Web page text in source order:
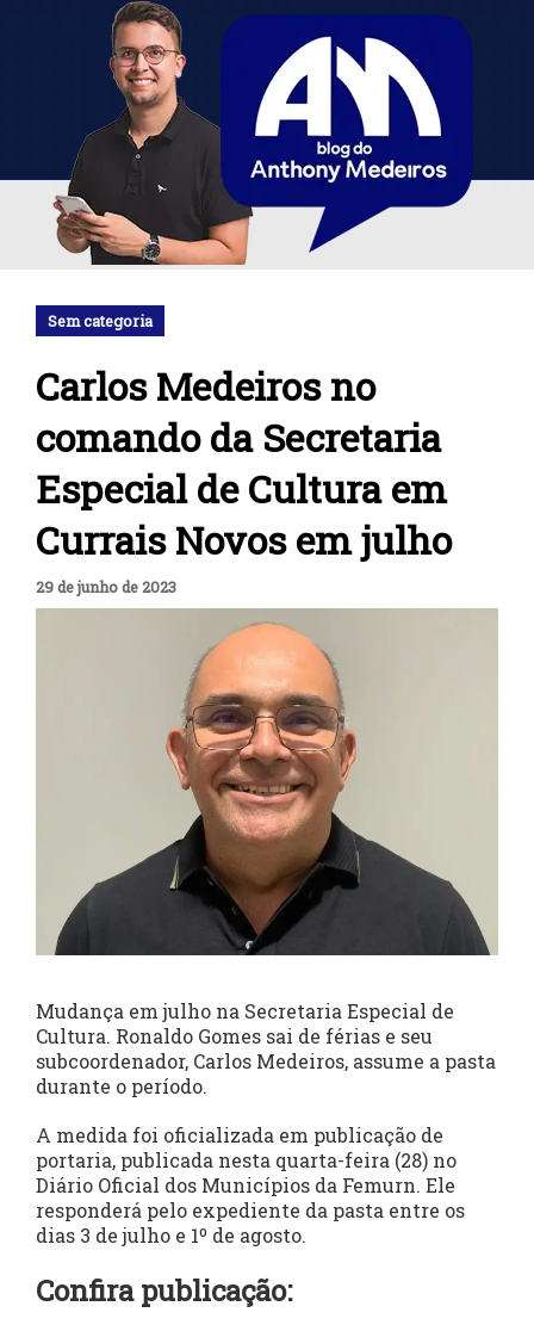
Sem categoria
Carlos Medeiros no
comando da Secretaria
Especial de Cultura em
Currais Novos em julho
29 de junho de 2023
Mudança em julho na Secretaria Especial de
Cultura. Ronaldo Gomes sai de férias e seu
subcoordenador, Carlos Medeiros, assume a pasta
durante o período.
A medida foi oficializada em publicação de
portaria, publicada nesta quarta-feira (28) no
Diário Oficial dos Municípios da Femurn. Ele
responderá pelo expediente da pasta entre os
dias 3 de julho e 1º de agosto.
Confira publicação: